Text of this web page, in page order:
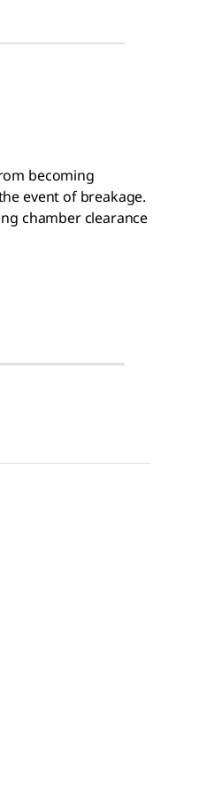
becoming
event of breakage.
chamber clearance